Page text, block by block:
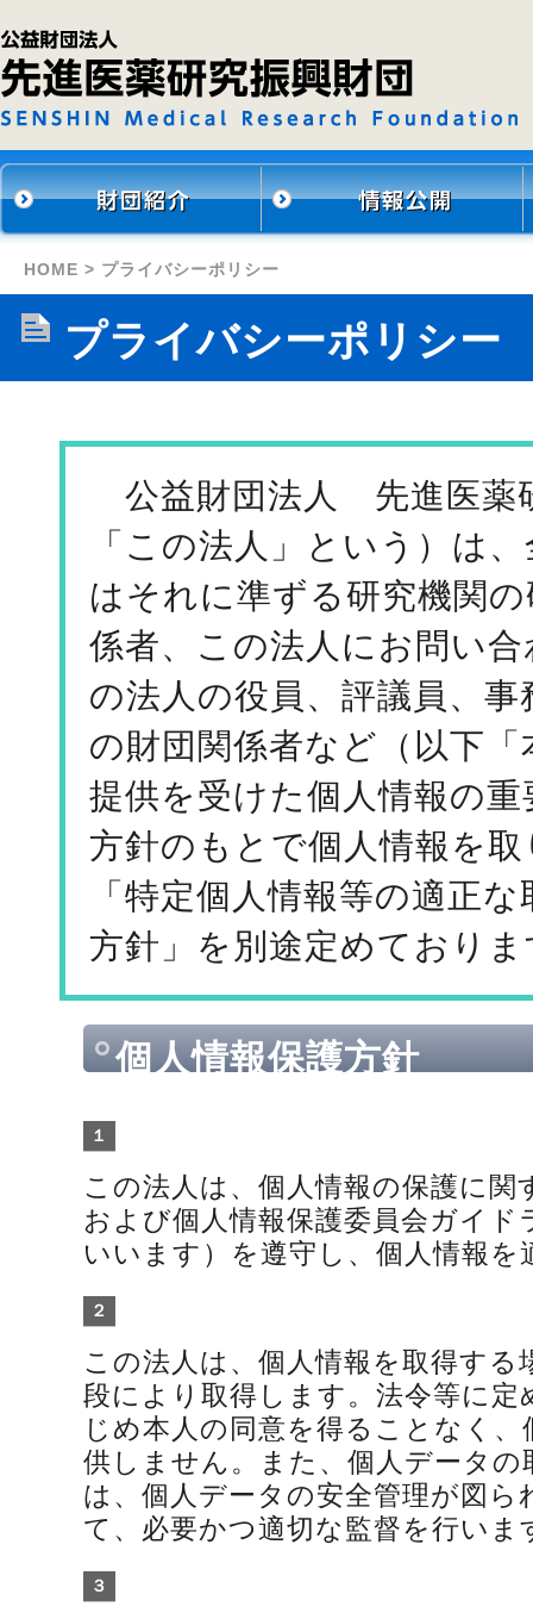
HOME > プライバシーポリシー
プライバシーポリシー
公益財団法人 先進医薬
「この法人」という）は
はそれに準ずる研究機関
係者、この法人にお問い
の法人の役員、評議員、
の財団関係者など（以下
提供を受けた個人情報の
方針のもとで個人情報を
「特定個人情報等の適正
方針」を別途定めており
個人情報保護方針
１
この法人は、個人情報の保護に関
および個人情報保護委員会ガイド
いいます）を遵守し、個人情報
２
この法人は、個人情報を取得する
段により取得します。法令等に
じめ本人の同意を得ることなく
供しません。また、個人データ
は、個人データの安全管理が図ら
て、必要かつ適切な監督を行いま
３